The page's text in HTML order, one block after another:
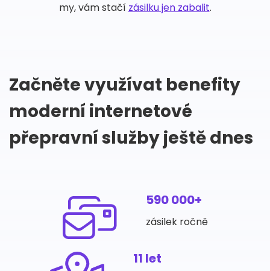
my, vám stačí zásilku jen zabalit.
Začněte využívat benefity
moderní internetové
přepravní služby ještě dnes
590 000+
zásilek ročně
11 let